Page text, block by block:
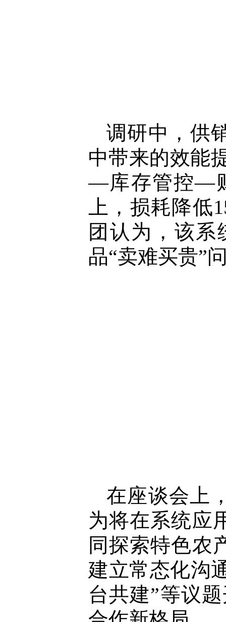
调研中，供
中带来的效能
—库存管控—
上，损耗降低
团认为，该
品“卖难买贵”
在座谈会上
为将在系统应
同探索特色农
建立常态化沟
台共建”等议